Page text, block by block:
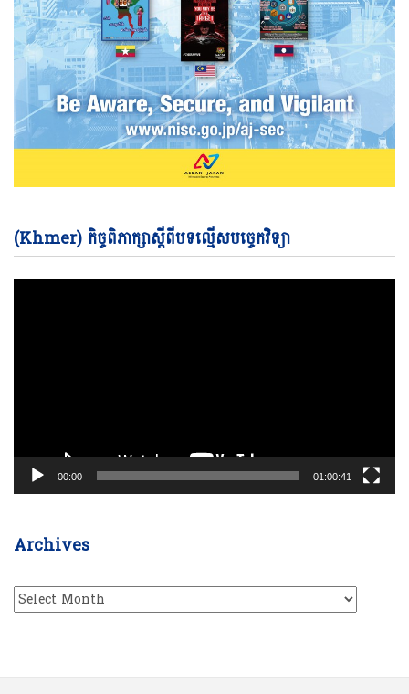
(Khmer) កិច្ចពិភាក្សាស្តីពីបទល្មើសបច្ចេកវិទ្យា
00:00 01:00:41
Archives
Archives